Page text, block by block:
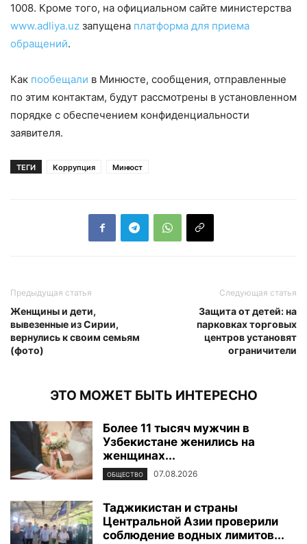
1008. Кроме того, на официальном сайте министерства
www.adliya.uz запущена платформа для приема
обращений.
Как пообещали в Минюсте, сообщения, отправленные
по этим контактам, будут рассмотрены в установленном
порядке с обеспечением конфиденциальности
заявителя.
ТЕГИ Коррупция Минюст
Предыдущая статья
Женщины и дети,
вывезенные из Сирии,
вернулись к своим семьям
(фото)
Следующая статья
Защита от детей: на
парковках торговых
центров установят
ограничители
ЭТО МОЖЕТ БЫТЬ ИНТЕРЕСНО
Более 11 тысяч мужчин в
Узбекистане женились на
женщинах...
ОБЩЕСТВО 07.08.2026
Таджикистан и страны
Центральной Азии проверили
соблюдение водных лимитов...